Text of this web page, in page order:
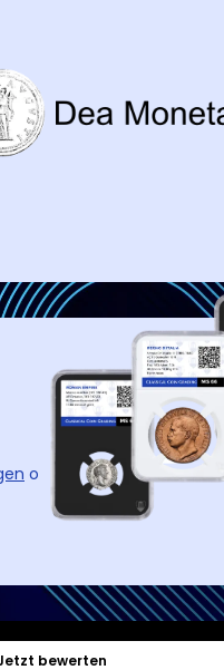
o
bewerten